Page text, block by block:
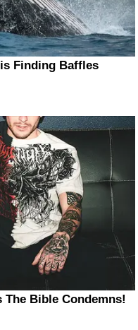
Finding Baffles
Bible Condemns!